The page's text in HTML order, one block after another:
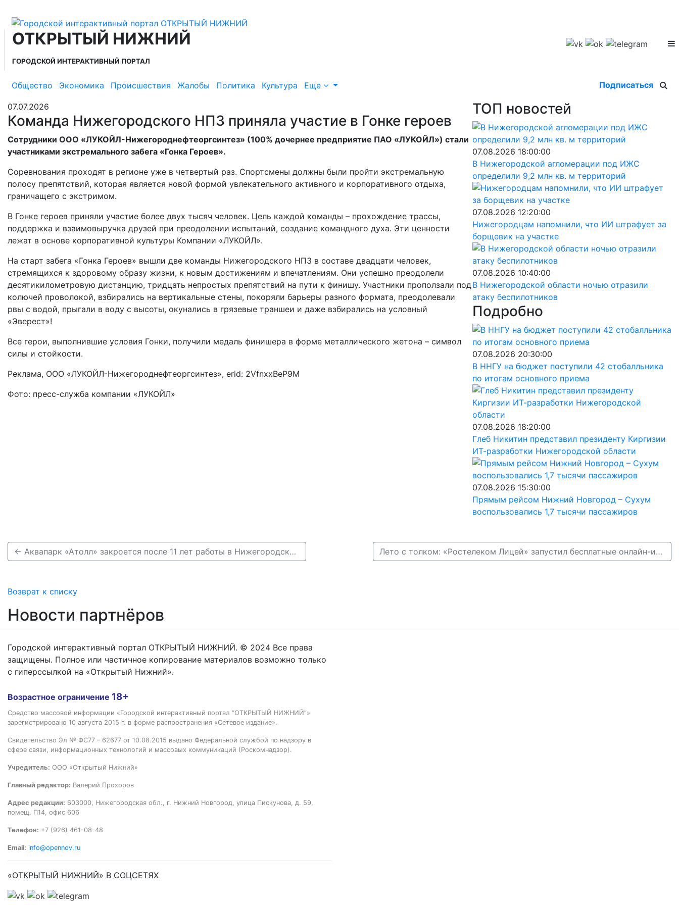
ОТКРЫТЫЙ НИЖНИЙ
ГОРОДСКОЙ ИНТЕРАКТИВНЫЙ ПОРТАЛ
Общество Экономика Происшествия Жалобы Политика Культура Еще Подписаться
07.07.2026
Команда Нижегородского НПЗ приняла участие в Гонке героев
Сотрудники ООО «ЛУКОЙЛ-Нижегороднефтеоргсинтез» (100% дочернее предприятие ПАО «ЛУКОЙЛ») стали
участниками экстремального забега «Гонка Героев».
Соревнования проходят в регионе уже в четвертый раз. Спортсмены должны были пройти экстремальную
полосу препятствий, которая является новой формой увлекательного активного и корпоративного отдыха,
граничащего с экстримом.
В Гонке героев приняли участие более двух тысяч человек. Цель каждой команды – прохождение трассы,
поддержка и взаимовыручка друзей при преодолении испытаний, создание командного духа. Эти ценности
лежат в основе корпоративной культуры Компании «ЛУКОЙЛ».
На старт забега «Гонка Героев» вышли две команды Нижегородского НПЗ в составе двадцати человек,
стремящихся к здоровому образу жизни, к новым достижениям и впечатлениям. Они успешно преодолели
десятикилометровую дистанцию, тридцать непростых препятствий на пути к финишу. Участники проползали под
колючей проволокой, взбирались на вертикальные стены, покоряли барьеры разного формата, преодолевали
рвы с водой, прыгали в воду с высоты, окунались в грязевые траншеи и даже взбирались на условный
«Эверест»!
Все герои, выполнившие условия Гонки, получили медаль финишера в форме металлического жетона – символ
силы и стойкости.
Реклама, ООО «ЛУКОЙЛ-Нижегороднефтеоргсинтез», erid: 2VfnxxBeP9M
Фото: пресс-служба компании «ЛУКОЙЛ»
ТОП новостей
07.08.2026 18:00:00
В Нижегородской агломерации под ИЖС
определили 9,2 млн кв. м территорий
07.08.2026 12:20:00
Нижегородцам напомнили, что ИИ штрафует за
борщевик на участке
07.08.2026 10:40:00
В Нижегородской области ночью отразили
атаку беспилотников
Подробно
07.08.2026 20:30:00
В ННГУ на бюджет поступили 42 стобалльника
по итогам основного приема
07.08.2026 18:20:00
Глеб Никитин представил президенту Киргизии
ИТ-разработки Нижегородской области
07.08.2026 15:30:00
Прямым рейсом Нижний Новгород – Сухум
воспользовались 1,7 тысячи пассажиров
← Аквапарк «Атолл» закроется после 11 лет работы в Нижегородской области Лето с толком: «Ростелеком Лицей» запустил бесплатные онлайн-интенсивы для школьников →
Возврат к списку
Новости партнёров
Городской интерактивный портал ОТКРЫТЫЙ НИЖНИЙ. © 2024 Все права
защищены. Полное или частичное копирование материалов возможно только
с гиперссылкой на «Открытый Нижний».
Возрастное ограничение 18+
Средство массовой информации «Городской интерактивный портал “ОТКРЫТЫЙ НИЖНИЙ”»
зарегистрировано 10 августа 2015 г. в форме распространения «Сетевое издание».
Свидетельство Эл № ФС77 – 62677 от 10.08.2015 выдано Федеральной службой по надзору в
сфере связи, информационных технологий и массовых коммуникаций (Роскомнадзор).
Учредитель: ООО «Открытый Нижний»
Главный редактор: Валерий Прохоров
Адрес редакции: 603000, Нижегородская обл., г. Нижний Новгород, улица Пискунова, д. 59,
помещ. П14, офис 606
Телефон: +7 (926) 461-08-48
Email: info@opennov.ru
«ОТКРЫТЫЙ НИЖНИЙ» В СОЦСЕТЯХ